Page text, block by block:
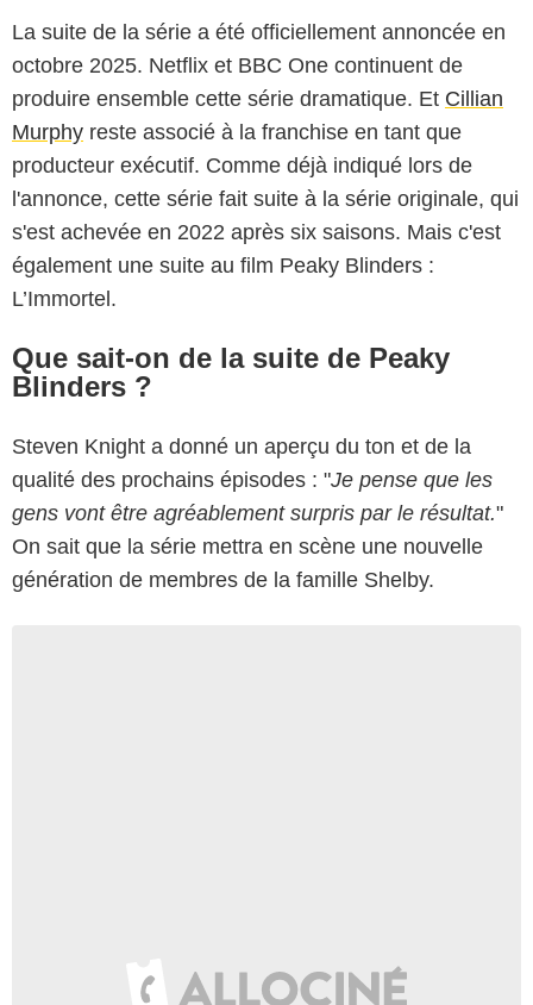
La suite de la série a été officiellement annoncée en
octobre 2025. Netflix et BBC One continuent de
produire ensemble cette série dramatique. Et Cillian
Murphy reste associé à la franchise en tant que
producteur exécutif. Comme déjà indiqué lors de
l'annonce, cette série fait suite à la série originale, qui
s'est achevée en 2022 après six saisons. Mais c'est
également une suite au film Peaky Blinders :
L’Immortel.
Que sait-on de la suite de Peaky
Blinders ?
Steven Knight a donné un aperçu du ton et de la
qualité des prochains épisodes : "Je pense que les
gens vont être agréablement surpris par le résultat."
On sait que la série mettra en scène une nouvelle
génération de membres de la famille Shelby.